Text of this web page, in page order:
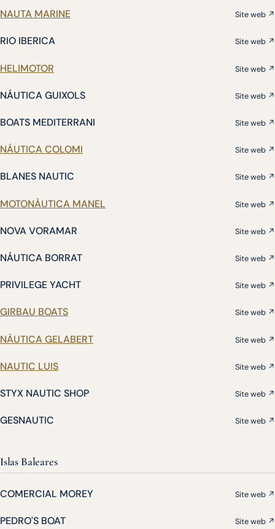
NAUTA MARINE Site web ↗
RIO IBERICA Site web ↗
HELIMOTOR Site web ↗
NÁUTICA GUIXOLS Site web ↗
BOATS MEDITERRANI Site web ↗
NÁUTICA COLOMI Site web ↗
BLANES NAUTIC Site web ↗
MOTONÀUTICA MANEL Site web ↗
NOVA VORAMAR Site web ↗
NÁUTICA BORRAT Site web ↗
PRIVILEGE YACHT Site web ↗
GIRBAU BOATS Site web ↗
NÀUTICA GELABERT Site web ↗
NAUTIC LUIS Site web ↗
STYX NAUTIC SHOP Site web ↗
GESNAUTIC Site web ↗
Islas Baleares
COMERCIAL MOREY Site web ↗
PEDRO'S BOAT Site web ↗